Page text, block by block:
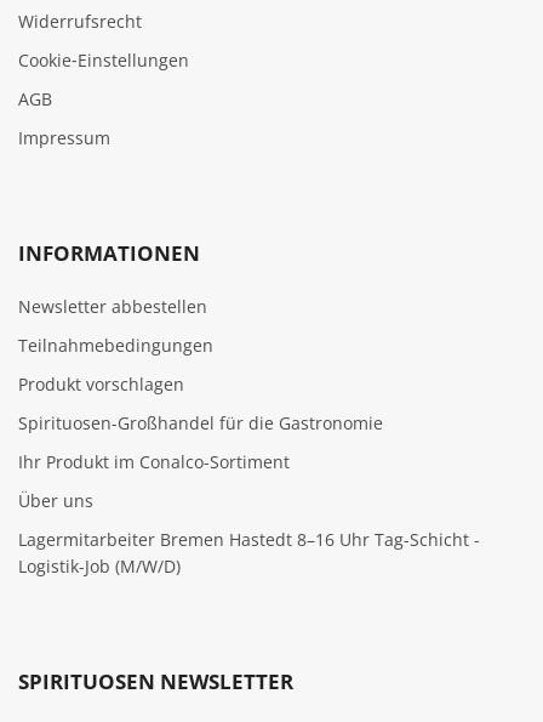
Widerrufsrecht
Cookie‑Einstellungen
AGB
Impressum
INFORMATIONEN
Newsletter abbestellen
Teilnahmebedingungen
Produkt vorschlagen
Spirituosen-Großhandel für die Gastronomie
Ihr Produkt im Conalco-Sortiment
Über uns
Lagermitarbeiter Bremen Hastedt 8–16 Uhr Tag-Schicht -
Logistik-Job (M/W/D)
SPIRITUOSEN NEWSLETTER